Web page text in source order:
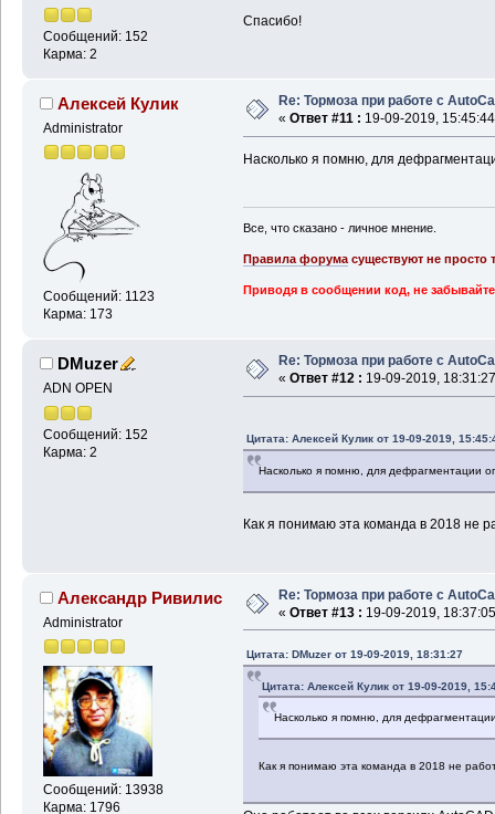
Сообщений: 152
Карма: 2
Спасибо!
Алексей Кулик
Administrator
Сообщений: 1123
Карма: 173
Re: Тормоза при работе с
« Ответ #11 : 19-09-2019,
Насколько я помню, для
Все, что сказано - личное мнение.
Правила форумасуществуют не просто
Приводя в сообщении код, не
DMuzer
ADN OPEN
Сообщений: 152
Карма: 2
Re: Тормоза при работе с
« Ответ #12 : 19-09-2019,
Цитата: Алексей Кулик от 19-09-2019,
Насколько я помню, для дефрагментации
Как я понимаю эта команда в 2018 не
Александр Ривилис
Administrator
Сообщений: 13938
Карма: 1796
Re: Тормоза при работе с
« Ответ #13 : 19-09-2019,
Цитата: DMuzer от 19-09-2019, 18:31:27
Цитата: Алексей Кулик от 19-09-2019,
Насколько я помню, для
Как я понимаю эта команда в 2018 не